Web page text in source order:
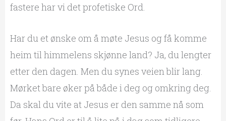
fastere har vi det profetiske Ord.
Har du et ønske om å møte Jesus og få komme
heim til himmelens skjønne land? Ja, du lengter
etter den dagen. Men du synes veien blir lang.
Mørket bare øker på både i deg og omkring deg.
Da skal du vite at Jesus er den samme nå som